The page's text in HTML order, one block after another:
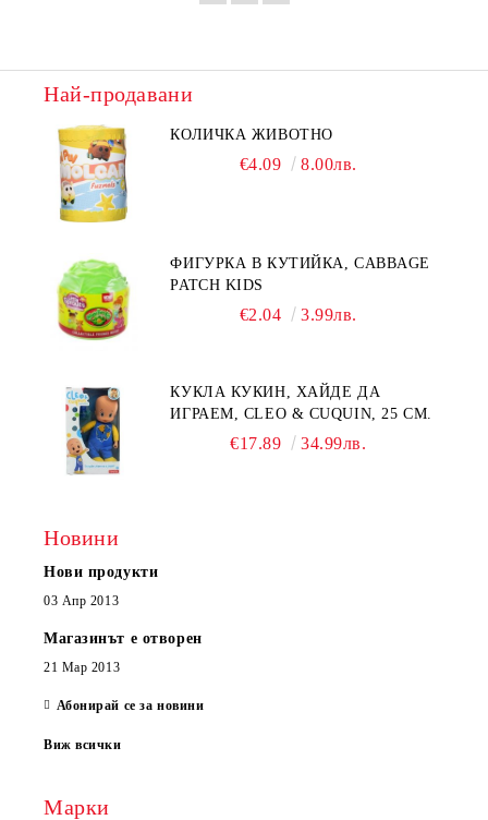
Най-продавани
КОЛИЧКА ЖИВОТНО
€4.09 8.00лв.
ФИГУРКА В КУТИЙКА, CABBAGE
PATCH KIDS
€2.04 3.99лв.
КУКЛА КУКИН, ХАЙДЕ ДА
ИГРАЕМ, CLEO & CUQUIN, 25 СМ.
€17.89 34.99лв.
Новини
Нови продукти
03 Апр 2013
Магазинът е отворен
21 Мар 2013
Абонирай се за новини
Виж всички
Марки